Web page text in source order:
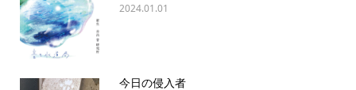
2024.01.01
今日の侵入者